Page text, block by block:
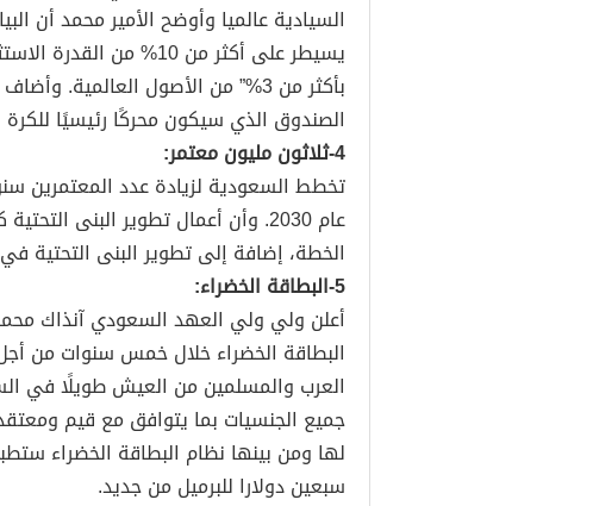
السيادية عالميا وأوضح الأمير محمد أن
يسيطر على أكثر من 10%
بأكثر من 3%” من الأصول
الصندوق الذي سيكون محركًا رئيسيًا
4-ثلاثون مليون معتمر:
تخطط السعودية لزيادة عدد المعتمرين
عام 2030. وأن أعمال تطوير البنى
الخطة، إضافة إلى تطوير البنى التحتية
5-البطاقة الخضراء:
أعلن ولي ولي العهد السعودي آنذاك
البطاقة الخضراء خلال خمس سنوات من
العرب والمسلمين من العيش طويلًا في
جميع الجنسيات بما يتوافق مع قيم
لها ومن بينها نظام البطاقة الخضراء
سبعين دولارا للبرميل من جديد.